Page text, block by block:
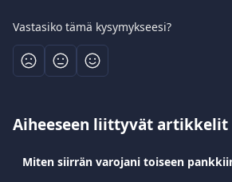
Vastasiko tämä kysymykseesi?
Aiheeseen liittyvät artikkelit
Miten siirrän varojani toiseen